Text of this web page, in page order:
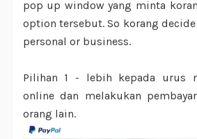
pop up window yang minta
option tersebut. So korang
personal or business.
Pilihan 1 - lebih kepada urus
online dan melakukan
orang lain.